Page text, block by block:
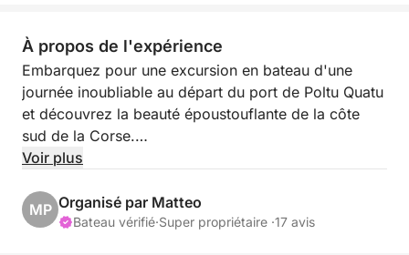
À propos de l'expérience
Embarquez pour une excursion en bateau d'une
journée inoubliable au départ du port de Poltu Quatu
et découvrez la beauté époustouflante de la côte
sud de la Corse.
traverserez les eaux cristallines de la Méditerranée
pour atteindre quelques-uns des plus beaux sites
Voir plus
MP Organisé par Matteo
Bateau vérifié·Super propriétaire ·17 avis